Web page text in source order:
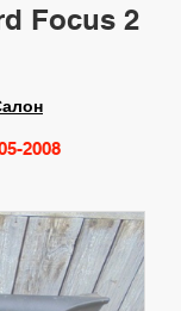
Focus 2
2008